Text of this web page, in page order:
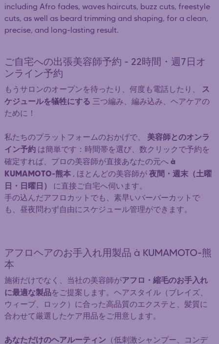
including Afro fades, waves haircuts, buzz cuts, freestyle
cuts, as well as beard trimming and shaping, for a clean,
precise, and long-lasting result.
ご自宅への出張美容師予約 - 22時間・週7日オ
ンライン予約
もうサロンのオープンを待ったり、何度も電話したり、 ス
ケジュールを犠牲にする 三つ編み、編み込み、ヘアケアの
ために！
私たちのプラットフォームのおかげで、 美容師とのオンラ
イン予約 は簡単です：時間帯を選び、数クリックで予約を
確定すれば、プロの美容師が直接あなたの元へ à
KUMAMOTO-熊本 , ほとんどの美容師が 夜間・週末（土曜
日・日曜日）
に直接ご自宅へ伺います。
手の込んだアフロカットでも、素早いバーバーカットで
も、昼夜問わず自由にスケジュール管理ができます。
アフロヘアのお手入れ用製品 à KUMAMOTO-熊
本
施術だけでなく、当社の美容師がアフロ・縮毛のお手入れ
に最適な製品をご提案します。ヘアスタイル（ブレイズ、
ウィーブ、ロック）に合った高品質のエクステと、髪質に
合わせて厳選したケア用品をご用意します。
あなただけのヘアルーティン （低刺激シャンプー、コンデ